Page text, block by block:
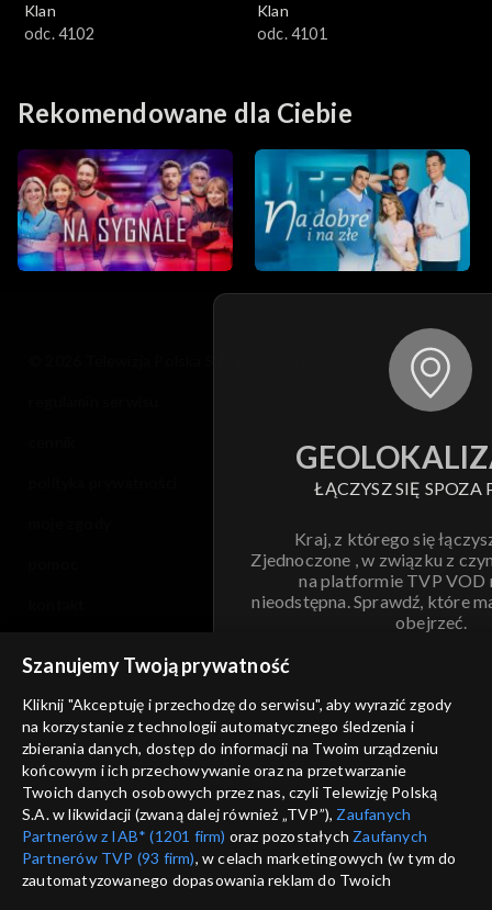
Klan
odc. 4102
Klan
odc. 4101
Rekomendowane dla Ciebie
ŁĄCZYSZ SIĘ SPOZA
Kraj, z którego się
Zjednoczone , w związku z
na platformie TVP VOD
nieodstępna. Sprawdź, które
obejrzeć.
ANULUJ
informacje o dostawcy usług
Szanujemy Twoją prywatność
Kliknij "Akceptuję i przechodzę do serwisu", aby wyrazić zgody
na korzystanie z technologii automatycznego śledzenia i
zbierania danych, dostęp do informacji na Twoim urządzeniu
końcowym i ich przechowywanie oraz na przetwarzanie
Twoich danych osobowych przez nas, czyli Telewizję Polską
S.A. w likwidacji (zwaną dalej również „TVP”), Zaufanych
Partnerów z IAB* (1201 firm) oraz pozostałych Zaufanych
Partnerów TVP (93 firm), w celach marketingowych (w tym do
zautomatyzowanego dopasowania reklam do Twoich